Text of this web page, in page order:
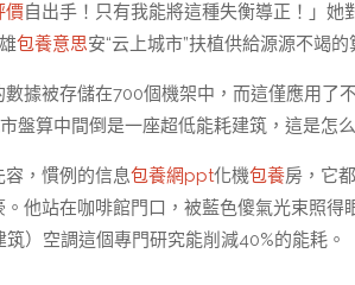
價自出手！只有我能將這種失衡導正！」
包養意思安“云上城市”扶植供給源源不竭的
據被存儲在700個機架中，而這僅應用了
盤算中間倒是一座超低能耗建筑，這是怎
，慣例的信息包養網ppt化機包養房，它
他站在咖啡館門口，被藍色傻氣光束照
）空調這個專門研究能削減40%的能耗。